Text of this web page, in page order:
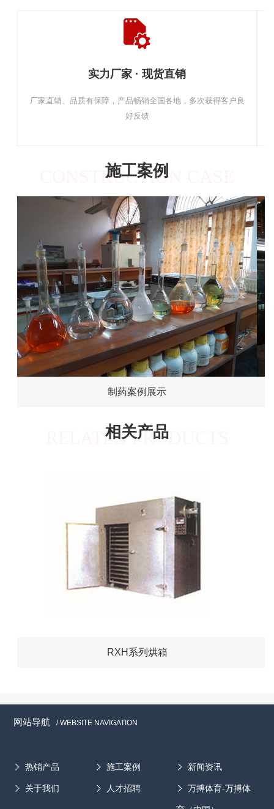
实力厂家 · 现货直销
厂家直销、品质有保障，产品畅销全国各地，多次获得客户良
好反馈
施工案例
CONSTRUCTION CASE
制药案例展示
相关产品
RELATED PRODUCTS
RXH系列烘箱
网站导航 / WEBSITE NAVIGATION
热销产品 施工案例 新闻资讯
关于我们 人才招聘 万搏体育-万搏体